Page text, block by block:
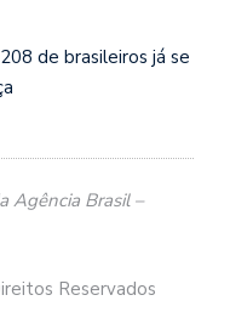
de brasileiros já se
Agência Brasil –
Reservados